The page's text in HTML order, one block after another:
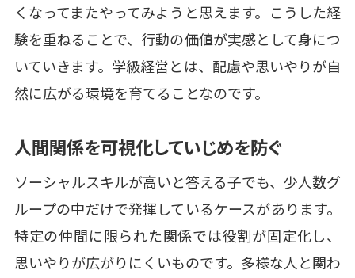
くなってまたやってみようと思えます。こうした経
験を重ねることで、行動の価値が実感として身につ
いていきます。学級経営とは、配慮や思いやりが自
然に広がる環境を育てることなのです。
人間関係を可視化していじめを防ぐ
ソーシャルスキルが高いと答える子でも、少人数グ
ループの中だけで発揮しているケースがあります。
特定の仲間に限られた関係では役割が固定化し、
思いやりが広がりにくいものです。多様な人と関わ